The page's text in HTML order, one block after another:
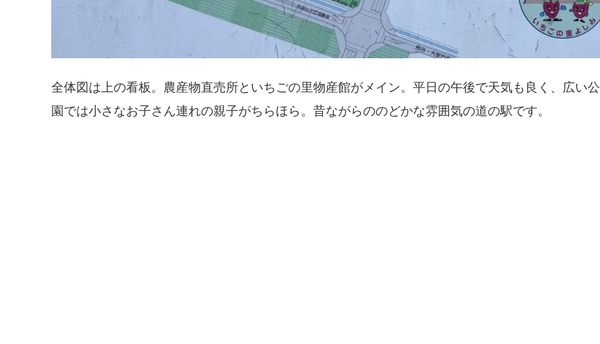
全体図は上の看板。農産物直売所といちごの里物産館がメイン。平日の午後で天気も良く、広い公
園では小さなお子さん連れの親子がちらほら。昔ながらののどかな雰囲気の道の駅です。